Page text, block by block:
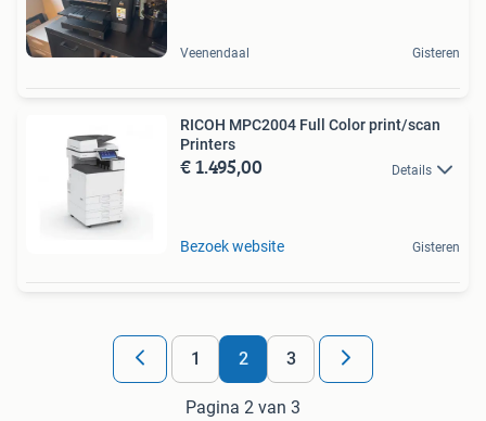
Veenendaal Gisteren
RICOH MPC2004 Full Color print/scan
Printers
€ 1.495,00 Details
Bezoek website Gisteren
1 2 3
Pagina 2 van 3